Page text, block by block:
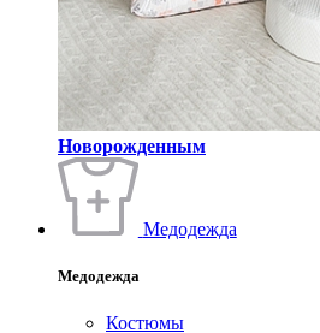
Новорожденным
Медодежда
Медодежда
Костюмы